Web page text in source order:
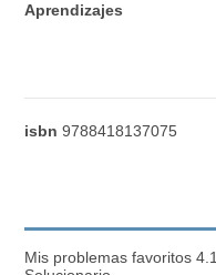
Aprendizajes
isbn 9788418137075
Mis problemas favoritos 4.1